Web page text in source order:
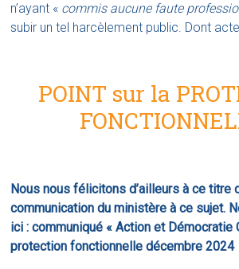
n’ayant « commis aucune faute
subir un tel harcèlement public. Dont
POINT sur la
Nous nous félicitons d’ailleurs à ce titre
communication du ministère à ce sujet.
ici :communiqué « Action et Démocratie
protection fonctionnelle décembre 2024